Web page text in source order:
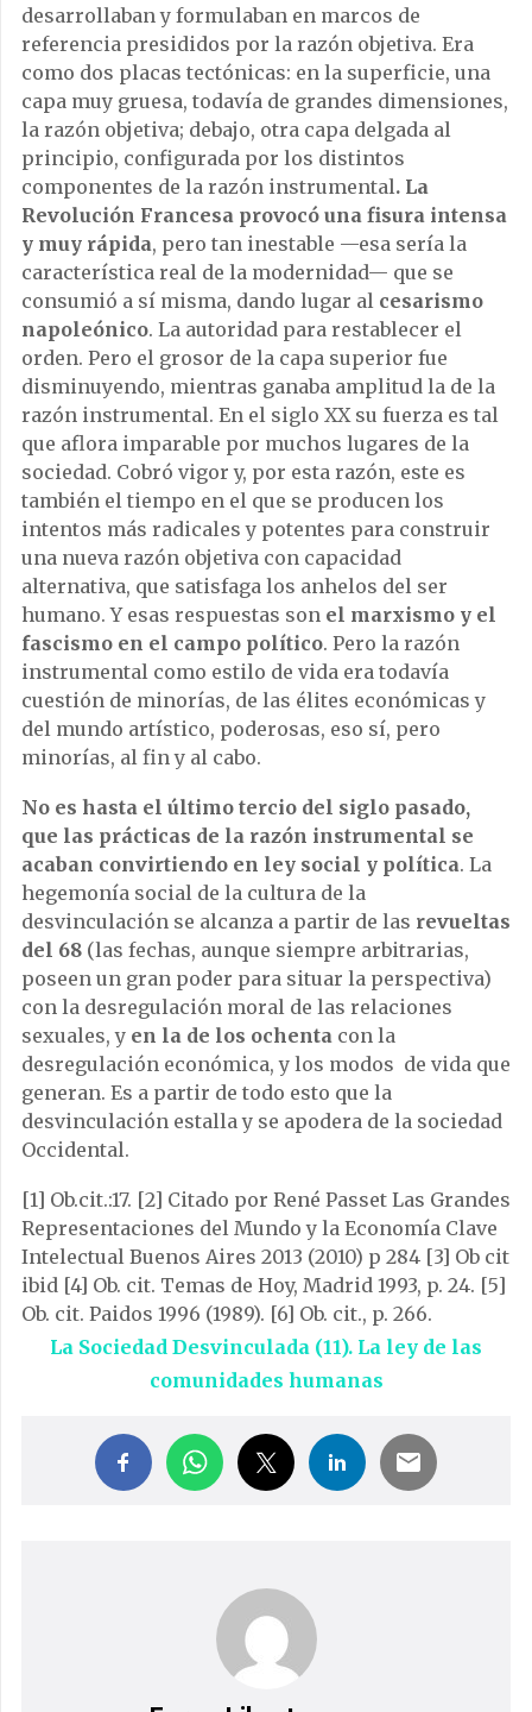
desarrollaban y formulaban en marcos de
referencia presididos por la razón objetiva. Era
como dos placas tectónicas: en la superficie, una
capa muy gruesa, todavía de grandes dimensiones,
la razón objetiva; debajo, otra capa delgada al
principio, configurada por los distintos
componentes de la razón instrumental. La
Revolución Francesa provocó una fisura intensa
y muy rápida, pero tan inestable —esa sería la
característica real de la modernidad— que se
consumió a sí misma, dando lugar al cesarismo
napoleónico. La autoridad para restablecer el
orden. Pero el grosor de la capa superior fue
disminuyendo, mientras ganaba amplitud la de la
razón instrumental. En el siglo XX su fuerza es tal
que aflora imparable por muchos lugares de la
sociedad. Cobró vigor y, por esta razón, este es
también el tiempo en el que se producen los
intentos más radicales y potentes para construir
una nueva razón objetiva con capacidad
alternativa, que satisfaga los anhelos del ser
humano. Y esas respuestas son el marxismo y el
fascismo en el campo político. Pero la razón
instrumental como estilo de vida era todavía
cuestión de minorías, de las élites económicas y
del mundo artístico, poderosas, eso sí, pero
minorías, al fin y al cabo.
No es hasta el último tercio del siglo pasado,
que las prácticas de la razón instrumental se
acaban convirtiendo en ley social y política. La
hegemonía social de la cultura de la
desvinculación se alcanza a partir de las revueltas
del 68 (las fechas, aunque siempre arbitrarias,
poseen un gran poder para situar la perspectiva)
con la desregulación moral de las relaciones
sexuales, y en la de los ochenta con la
desregulación económica, y los modos de vida que
generan. Es a partir de todo esto que la
desvinculación estalla y se apodera de la sociedad
Occidental.
[1] Ob.cit.:17. [2] Citado por René Passet Las Grandes
Representaciones del Mundo y la Economía Clave
Intelectual Buenos Aires 2013 (2010) p 284 [3] Ob cit
ibid [4] Ob. cit. Temas de Hoy, Madrid 1993, p. 24. [5]
Ob. cit. Paidos 1996 (1989). [6] Ob. cit., p. 266.
La Sociedad Desvinculada (11). La ley de las
comunidades humanas